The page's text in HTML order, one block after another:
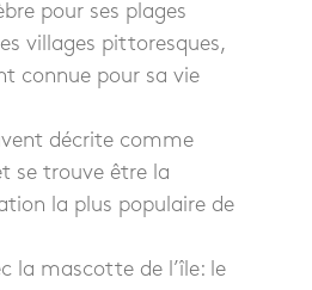
pour ses plages
villages pittoresques,
connue pour sa vie
décrite comme
se trouve être la
la plus populaire de
la mascotte de l’île: le